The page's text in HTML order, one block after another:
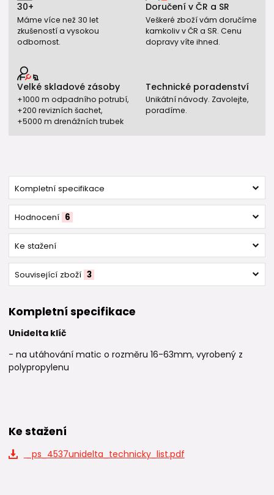
30+
Máme více než 30 let
zkušeností a vysokou
odbornost.
Doručení v ČR a SR
Veškeré zboží vám doručíme
kamkoliv v ČR a SR. Cenu
dopravy víte ihned.
Velké skladové zásoby
+1000 m odpadního potrubí,
+200 revizních šachet,
+5000 m drenážních trubek
Technické poradenství
Unikátní návody. Zavolejte,
poradíme.
Kompletní specifikace
Hodnocení 6
Ke stažení
Související zboží 3
Kompletní specifikace
Unidelta klíč
- na utáhování matic o rozměru 16-63mm, vyrobený z
polypropylenu
Ke stažení
_ps_4537unidelta_technicky_list.pdf